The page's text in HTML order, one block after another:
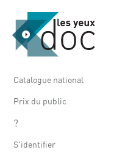
Catalogue national
Prix du public
?
S'identifier